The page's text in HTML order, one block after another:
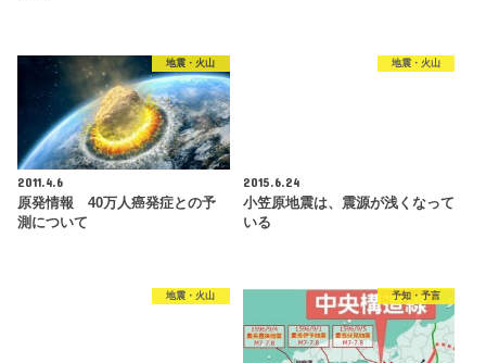
地震・火山
2011.4.6
原発情報 40万人癌発症との予
測について
地震・火山
2015.6.24
小笠原地震は、震源が浅くなって
いる
地震・火山 予知・予言